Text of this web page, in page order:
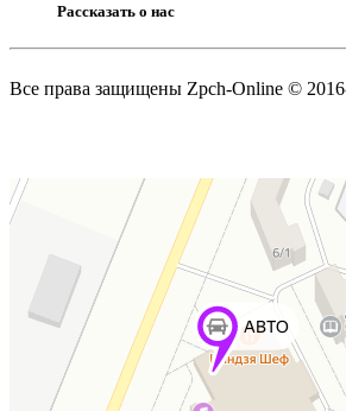
Рассказать о нас
Все права защищены Zpch-Online ©